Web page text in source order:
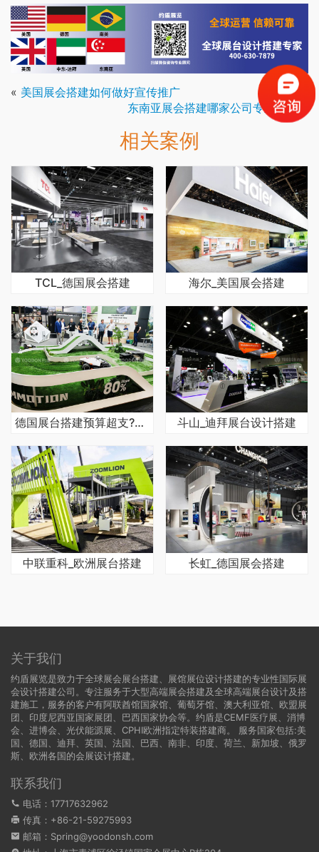
« 美国展会搭建如何做好宣传推广
东南亚展会搭建哪家公司专业靠谱»
相关案例
TCL_德国展会搭建 海尔_美国展会搭建
德国展台搭建预算超支?高性价比方案解析 斗山_迪拜展台设计搭建
中联重科_欧洲展台搭建 长虹_德国展会搭建
关于我们
约盾展览是致力于全球展会展台搭建、展馆展位设计搭建的专业性国际展
会设计搭建公司。专注服务于大型高端展会搭建及全球高端展台设计及搭
建施工，服务的客户有阿联酋馆国家馆、葡萄牙馆、澳大利亚馆、欧盟展
团、印度尼西亚国家展团、巴西国家协会等。约盾是CEMF医疗展、消博
会、进博会、光伏能源展、CPHI欧洲指定特装搭建商。 服务国家包括:美
国
德国 、迪拜、英国、法国、巴西、南非、印度、荷兰、新加坡、俄罗
斯、欧洲各国的会展设计搭建。
联系我们
电话：17717632962
传真：+86-21-59275993
邮箱：Spring@yoodonsh.com